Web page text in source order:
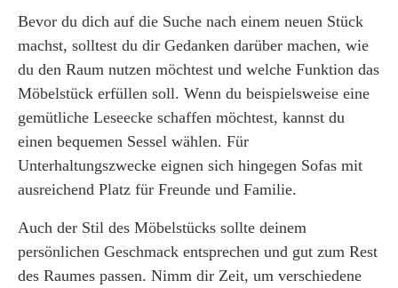
Bevor du dich auf die Suche nach einem neuen Stück
machst, solltest du dir Gedanken darüber machen, wie
du den Raum nutzen möchtest und welche Funktion das
Möbelstück erfüllen soll. Wenn du beispielsweise eine
gemütliche Leseecke schaffen möchtest, kannst du
einen bequemen Sessel wählen. Für
Unterhaltungszwecke eignen sich hingegen Sofas mit
ausreichend Platz für Freunde und Familie.
Auch der Stil des Möbelstücks sollte deinem
persönlichen Geschmack entsprechen und gut zum Rest
des Raumes passen. Nimm dir Zeit, um verschiedene